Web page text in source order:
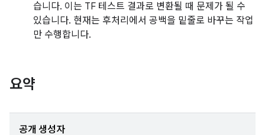
습니다. 이는 TF 테스트 결과로 변환될 때 문제가 될 수
있습니다. 현재는 후처리에서 공백을 밑줄로 바꾸는 작업
만 수행합니다.
요약
공개 생성자